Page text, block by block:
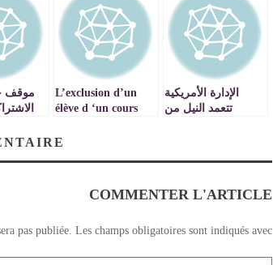
الإدارة الأمريكية
تتعمد النيل من
L’exclusion d’un
élève d ‘un cours
pédagogique?
موقف
COMMENTER L'ARTICLE
pas publiée. Les champs obligatoires sont indiqués avec